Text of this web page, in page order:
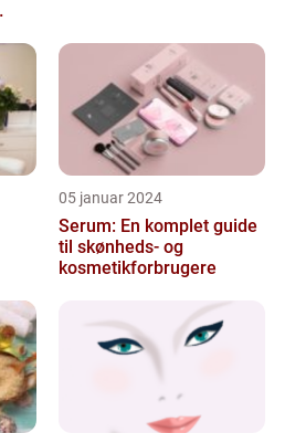
05 januar 2024
Serum: En komplet guide
til skønheds- og
kosmetikforbrugere